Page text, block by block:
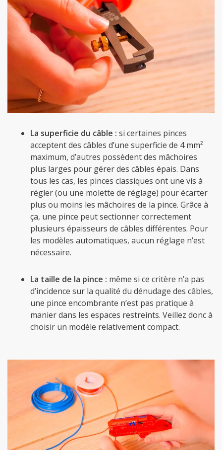
La superficie du câble : si certaines pinces
acceptent des câbles d’une superficie de 4 mm²
maximum, d’autres possèdent des mâchoires
plus larges pour gérer des câbles épais. Dans
tous les cas, les pinces classiques ont une vis à
régler (ou une molette de réglage) pour écarter
plus ou moins les mâchoires de la pince. Grâce à
ça, une pince peut sectionner correctement
plusieurs épaisseurs de câbles différentes. Pour
les modèles automatiques, aucun réglage n’est
nécessaire.
La taille de la pince : même si ce critère n’a pas
d’incidence sur la qualité du dénudage des câbles,
une pince encombrante n’est pas pratique à
manier dans les espaces restreints. Veillez donc à
choisir un modèle relativement compact.